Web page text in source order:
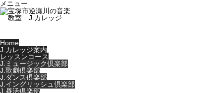
メニュー
Home
J.カレッジ案内
レッスンコース
J.ミュージック倶楽部
J.歌劇倶楽部
J.ダンス倶楽部
J.イングリッシュ倶楽部
J.昼活倶楽部